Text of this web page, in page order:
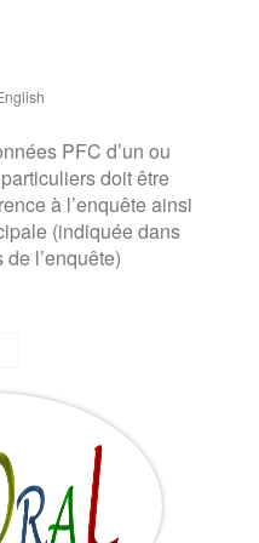
PFC d’un ou
doit être
à l’enquête ainsi
(indiquée dans
l’enquête)